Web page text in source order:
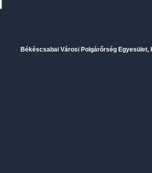
Békéscsabai Városi Polgárőrség Egyesület,